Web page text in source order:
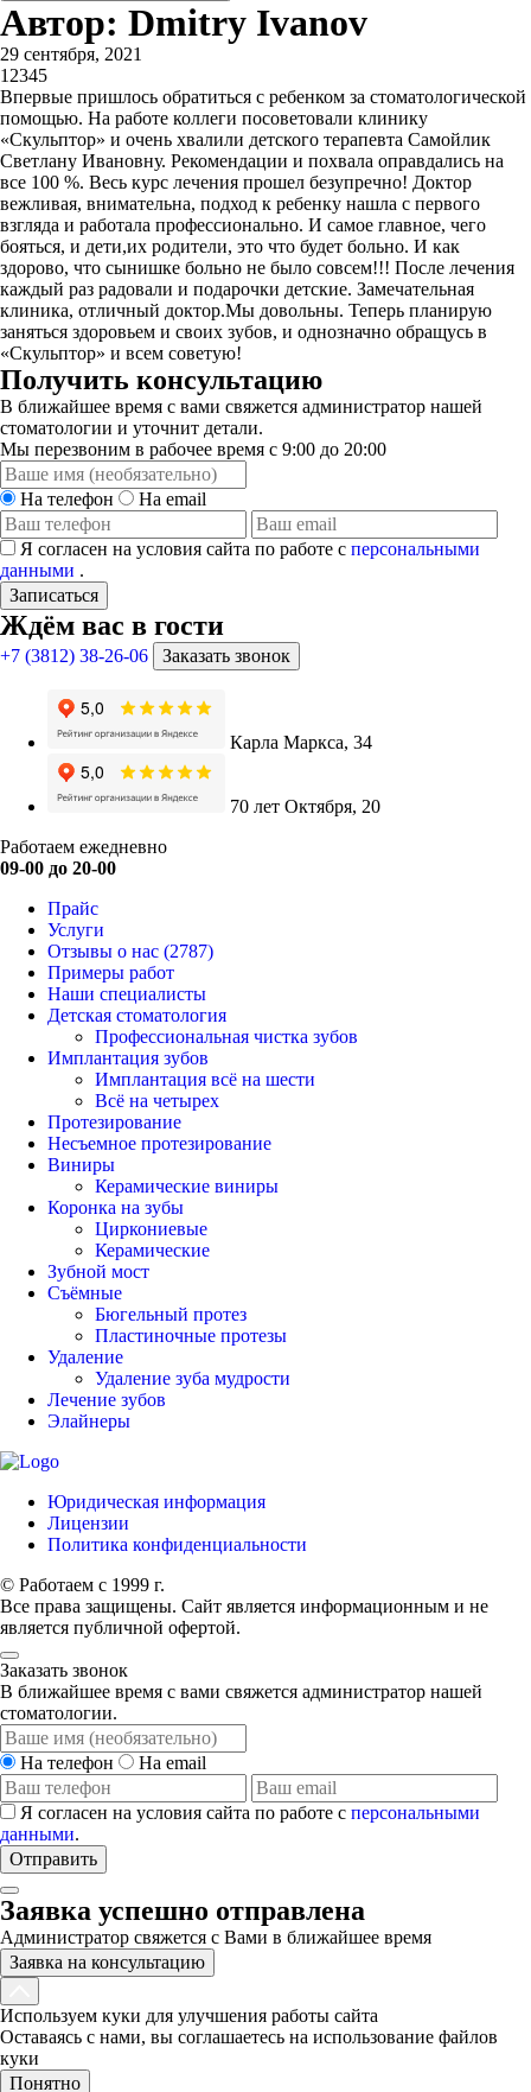
Автор: Dmitry Ivanov
29 сентября, 2021
1 2345
Впервые пришлось обратиться с ребенком за стоматологической
помощью. На работе коллеги посоветовали клинику
«Скульптор» и очень хвалили детского терапевта Самойлик
Светлану Ивановну. Рекомендации и похвала оправдались на
все 100 %. Весь курс лечения прошел безупречно! Доктор
вежливая, внимательна, подход к ребенку нашла с первого
взгляда и работала профессионально. И самое главное, чего
бояться, и дети,их родители, это что будет больно. И как
здорово, что сынишке больно не было совсем!!! После лечения
каждый раз радовали и подарочки детские. Замечательная
клиника, отличный доктор.Мы довольны. Теперь планирую
заняться здоровьем и своих зубов, и однозначно обращусь в
«Скульптор» и всем советую!
Получить консультацию
В ближайшее время с вами свяжется администратор нашей
стоматологии и уточнит детали.
Мы перезвоним в рабочее время с 9:00 до 20:00
На телефон На email
Я согласен на условия сайта по работе с персональными
данными .
Записаться
Ждём вас в гости
+7 (3812) 38-26-06 Заказать звонок
Карла Маркса, 34
70 лет Октября, 20
Работаем ежедневно
09-00 до 20-00
Прайс
Услуги
Отзывы о нас (2787)
Примеры работ
Наши специалисты
Детская стоматология
Профессиональная чистка зубов
Имплантация зубов
Имплантация всё на шести
Всё на четырех
Протезирование
Несъемное протезирование
Виниры
Керамические виниры
Коронка на зубы
Циркониевые
Керамические
Зубной мост
Съёмные
Бюгельный протез
Пластиночные протезы
Удаление
Удаление зуба мудрости
Лечение зубов
Элайнеры
Юридическая информация
Лицензии
Политика конфиденциальности
© Работаем с 1999 г.
Все права защищены. Сайт является информационным и не
является публичной офертой.
Заказать звонок
В ближайшее время с вами свяжется администратор нашей
стоматологии.
На телефон На email
Я согласен на условия сайта по работе с персональными
данными.
Отправить
Заявка успешно отправлена
Администратор свяжется с Вами в ближайшее время
Заявка на консультацию
Используем куки для улучшения работы сайта
Оставаясь с нами, вы соглашаетесь на использование файлов
куки
Понятно